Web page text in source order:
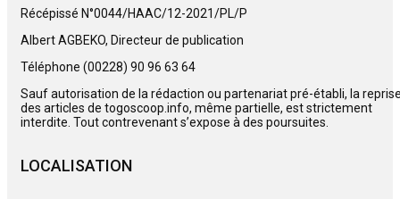
Récépissé N°0044/HAAC/12-2021/PL/P
Albert AGBEKO, Directeur de publication
Téléphone (00228) 90 96 63 64
Sauf autorisation de la rédaction ou partenariat pré-établi, la
des articles de togoscoop.info, même partielle, est strictement
interdite. Tout contrevenant s’expose à des poursuites.
LOCALISATION